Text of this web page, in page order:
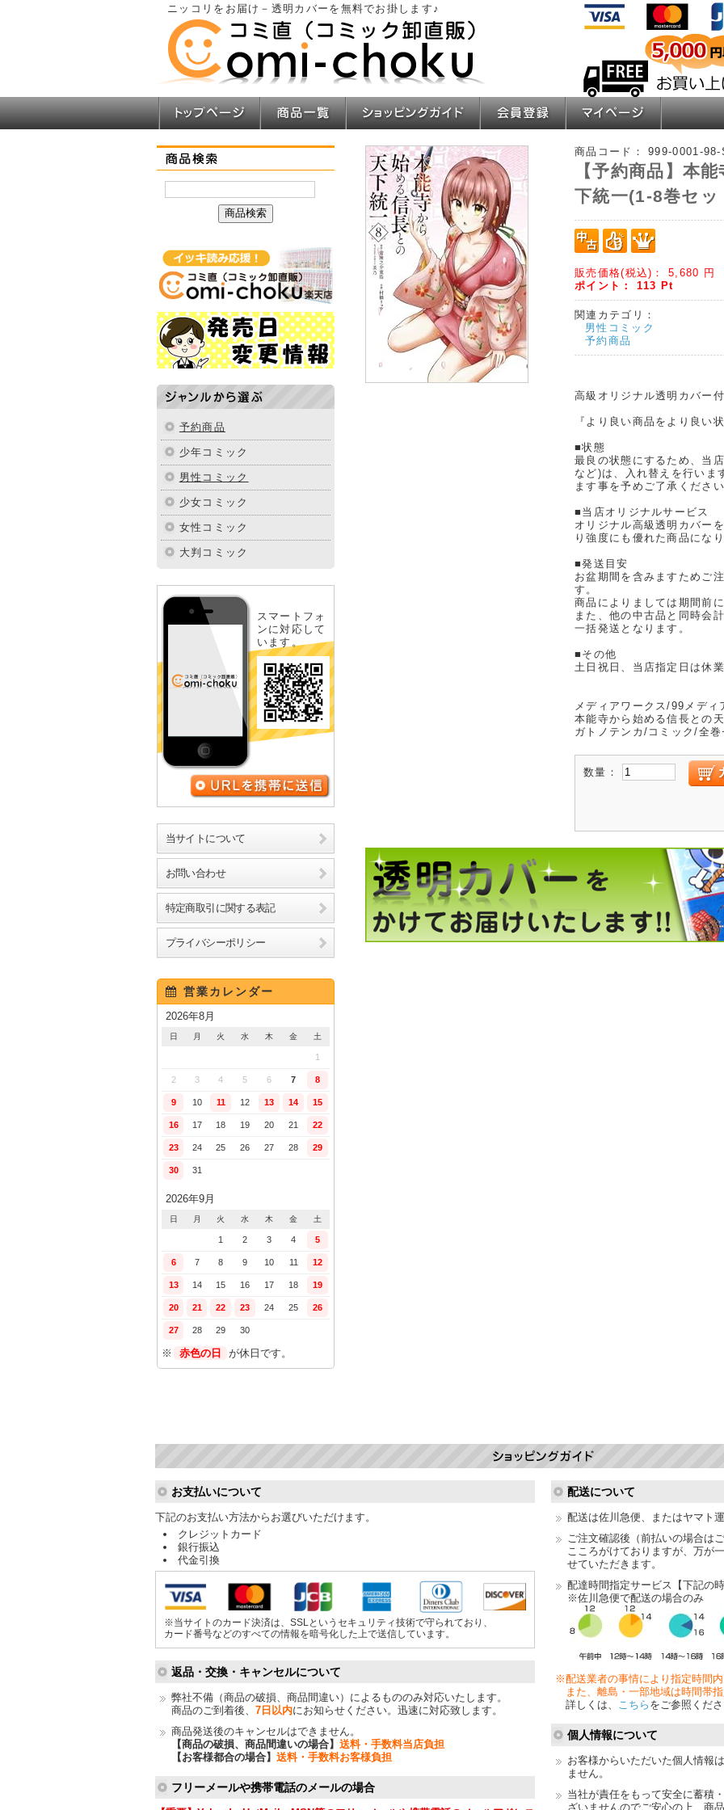
ニッコリをお届け－透明カバーを無料でお掛します♪
トップページ 商品一覧 ショッピングガイド 会員登録 マイページ
商品検索
ジャンルから選ぶ
予約商品
少年コミック
男性コミック
少女コミック
女性コミック
大判コミック
スマートフォ
ンに対応して
います。
URLを携帯に送信
当サイトについて
お問い合わせ
特定商取引に関する表記
プライバシーポリシー
商品コード： 999-0001-
【予約商品】本
下統一(1-8巻セッ
販売価格(税込)： 5,680 円
ポイント： 113 Pt
関連カテゴリ：
男性コミック
予約商品
高級オリジナル透明カバー
『より良い商品をより良い
■状態
最良の状態にするため、当
など)は、入れ替えを行いま
ます事を予めご了承くださ
■当店オリジナルサービス
オリジナル高級透明カバー
り強度にも優れた商品にな
■発送目安
お盆期間を含みますためご
す。
商品によりましては期間前
また、他の中古品と同時会
一括発送となります。
■その他
土日祝日、当店指定日は休
メディアワークス/99メデ
本能寺から始める信長との
ガトノテンカ/コミック/全巻
数量：
お支払いについて
下記のお支払い方法からお選びいただけます。
クレジットカード
銀行振込
代金引換
※当サイトのカード決済は、SSLというセキュリティ技術で守られており、
カード番号などのすべての情報を暗号化した上で送信しています。
返品・交換・キャンセルについて
弊社不備（商品の破損、商品間違い）によるもののみ対応いたします。
商品のご到着後、 7日以内にお知らせください。迅速に対応致します。
商品発送後のキャンセルはできません。
【商品の破損、商品間違いの場合】 送料・手数料当店負担
【お客様都合の場合】 送料・手数料お客様負担
フリーメールや携帯電話のメールの場合
配送について
配送は佐川急便、またはヤマト
ご注文確認後（前払いの場合は
こころがけておりますが、万が
せていただきます。
配達時間指定サービス【下記の
※佐川急便で配送の場合のみ
※配送業者の事情により指定時間
また、離島・一部地域は時間帯
詳しくは、 こちら をご参照くだ
個人情報について
お客様からいただいた個人情報
ません。
当社が責任をもって安全に蓄積
ざいませんのでご安心の上、商